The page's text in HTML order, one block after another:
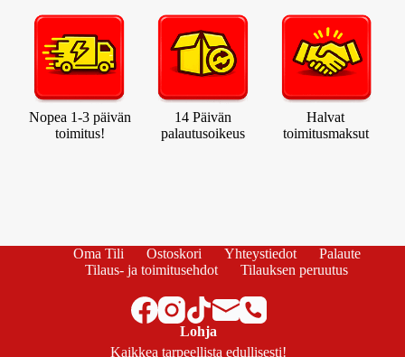
Nopea 1-3 päivän
toimitus!
14 Päivän
palautusoikeus
Halvat
toimitusmaksut
Oma Tili Ostoskori Yhteystiedot
Palaute
Tilaus- ja toimitusehdot
Tilauksen peruutus
Lohja
Kaikkea tarpeellista edullisesti!